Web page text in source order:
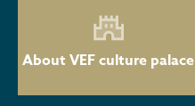
About VEF culture palace